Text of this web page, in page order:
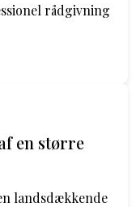
rådgivning
en større
landsdækkende